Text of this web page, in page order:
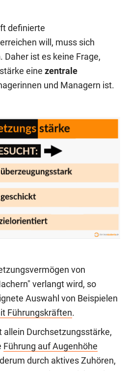
definierte
erreichen will, muss sich
. Daher ist es keine Frage,
eine zentrale
und Managern ist.
von
verlangt wird, so
Auswahl von Beispielen
Führungskräften.
allein Durchsetzungsstärke,
Führung auf Augenhöhe
durch aktives Zuhören,